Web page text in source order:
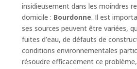
insidieusement dans les moindres
domicile : Bourdonne. Il est
ses sources peuvent être variées,
fuites d’eau, de défauts de
conditions environnementales
résoudre efficacement ce